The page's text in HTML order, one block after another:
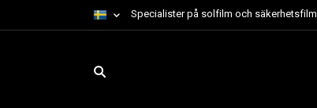
Specialister på solfilm och säkerhetsfilm